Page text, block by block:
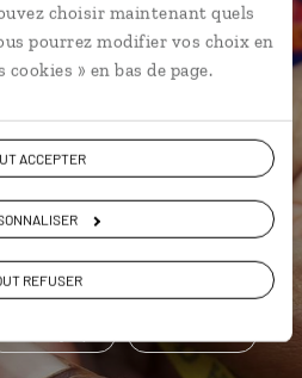
choisir maintenant quels
pourrez modifier vos choix en
» en bas de page.
ACCEPTER
REFUSER
de voyage
?
Corcovado